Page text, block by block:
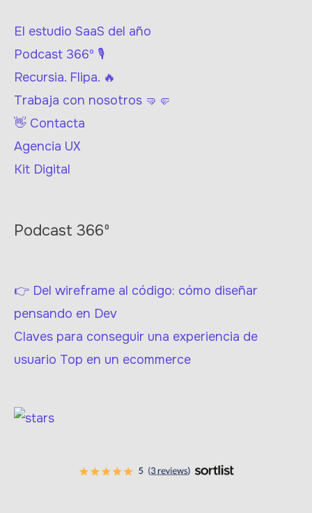
El estudio SaaS del año
Podcast 366º 🎙
Recursia. Flipa. 🔥
Trabaja con nosotros 🤜🤛
👋 Contacta
Agencia UX
Kit Digital
Podcast 366º
👉 Del wireframe al código: cómo diseñar
pensando en Dev
Claves para conseguir una experiencia de
usuario Top en un ecommerce